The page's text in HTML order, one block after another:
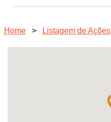
Home > Listagem de Ações